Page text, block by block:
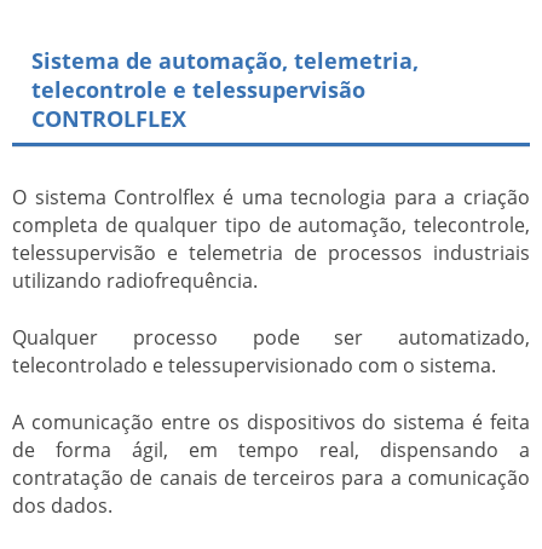
Sistema de automação, telemetria,
telecontrole e telessupervisão
CONTROLFLEX
O sistema Controlflex é uma tecnologia para a criação
completa de qualquer tipo de automação, telecontrole,
telessupervisão e telemetria de processos industriais
utilizando radiofrequência.
Qualquer processo pode ser automatizado,
telecontrolado e telessupervisionado com o sistema.
A comunicação entre os dispositivos do sistema é feita
de forma ágil, em tempo real, dispensando a
contratação de canais de terceiros para a comunicação
dos dados.